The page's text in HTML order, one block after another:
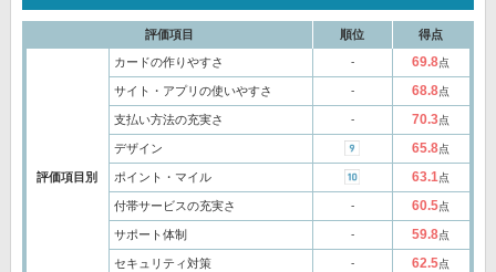
評価項目 順位 得点
評価項目別
カードの作りやすさ ‐ 69.8点
サイト・アプリの使いやすさ ‐ 68.8点
支払い方法の充実さ ‐ 70.3点
デザイン 65.8点
ポイント・マイル 63.1点
付帯サービスの充実さ ‐ 60.5点
サポート体制 ‐ 59.8点
セキュリティ対策 ‐ 62.5点